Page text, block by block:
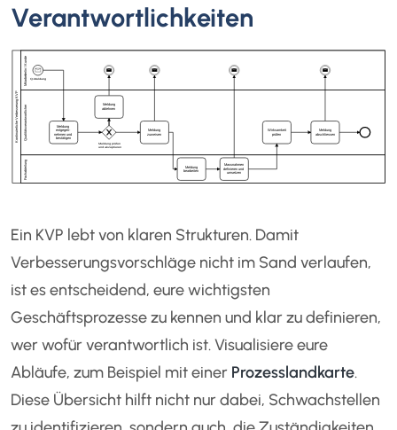
Verantwortlichkeiten
Ein KVP lebt von klaren Strukturen. Damit
Verbesserungsvorschläge nicht im Sand verlaufen,
ist es entscheidend, eure wichtigsten
Geschäftsprozesse zu kennen und klar zu definieren,
wer wofür verantwortlich ist. Visualisiere eure
Abläufe, zum Beispiel mit einer Prozesslandkarte.
Diese Übersicht hilft nicht nur dabei, Schwachstellen